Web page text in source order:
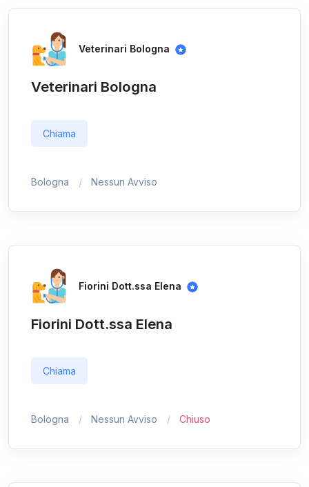
Veterinari Bologna
Veterinari Bologna
Chiama
Bologna Nessun Avviso
Fiorini Dott.ssa Elena
Fiorini Dott.ssa Elena
Chiama
Bologna Nessun Avviso Chiuso